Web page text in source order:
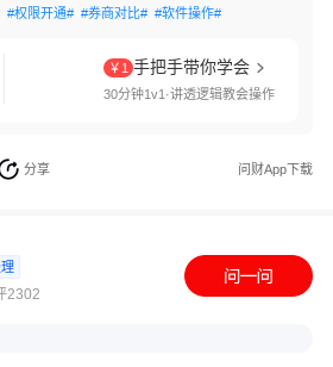
#权限开通# #券商对比# #软件操作#
￥1 手把手带你学会
30分钟1v1·讲透逻辑教会操作
分享 问财App下载
2302